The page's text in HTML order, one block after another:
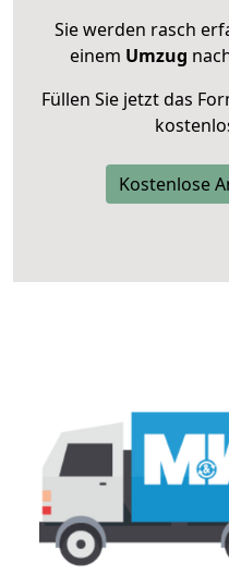
Sie werden rasch
einem Umzug
Füllen Sie jetzt das
Kostenlose